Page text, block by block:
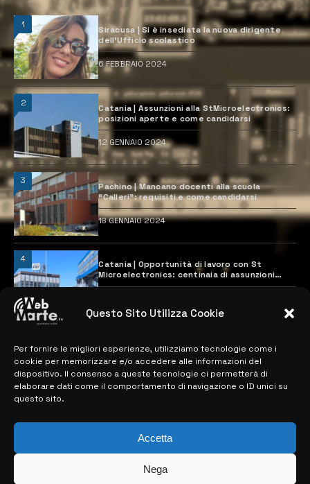
Questo Sito Utilizza Cookie
Per fornire le migliori esperienze, utilizziamo tecnologie come i
cookie per memorizzare e/o accedere alle informazioni del
dispositivo. Il consenso a queste tecnologie ci permetterà di
elaborare dati come il comportamento di navigazione o ID unici su
questo sito.
Accetta
Nega
1
Siracusa | Si è insediata la nuova dirigente
dell’Ufficio scolastico
6 FEBBRAIO 2024
2
Catania | Assunzioni alla StMicroelectronics:
posizioni aperte e come candidarsi
12 GENNAIO 2024
3
Pachino | Mancano docenti alla scuola
“Calleri”: requisiti e come candidarsi
18 GENNAIO 2024
4
Catania | Opportunità di lavoro con St
Microelectronics: centinaia di assunzioni
previste
MAPPA DEL SITO
> NOTIZIE